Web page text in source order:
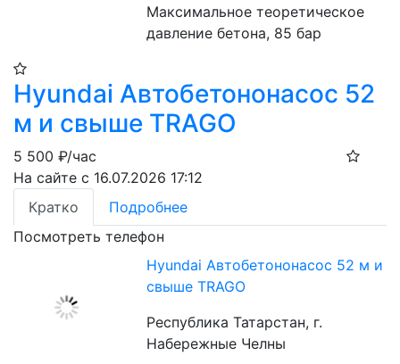
Максимальное теоретическое
давление бетона, 85 бар
Hyundai Автобетононасос 52
м и свыше TRAGO
5 500 ₽/час
На сайте с 16.07.2026 17:12
Кратко
Подробнее
Посмотреть телефон
Hyundai Автобетононасос 52 м и
свыше TRAGO
Республика Татарстан, г.
Набережные Челны